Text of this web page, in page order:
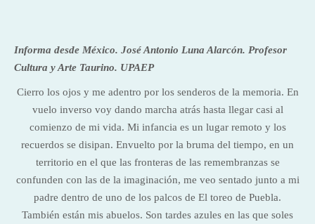
Informa desde México. José Antonio Luna Alarcón. Profesor
Cultura y Arte Taurino. UPAEP
Cierro los ojos y me adentro por los senderos de la memoria. En
vuelo inverso voy dando marcha atrás hasta llegar casi al
comienzo de mi vida. Mi infancia es un lugar remoto y los
recuerdos se disipan. Envuelto por la bruma del tiempo, en un
territorio en el que las fronteras de las remembranzas se
confunden con las de la imaginación, me veo sentado junto a mi
padre dentro de uno de los palcos de El toreo de Puebla.
También están mis abuelos. Son tardes azules en las que soles